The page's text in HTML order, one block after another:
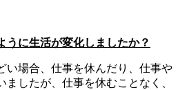
うに生活が変化しましたか？
い場合、仕事を休んだり、仕事や
したが、仕事を休むことなく、